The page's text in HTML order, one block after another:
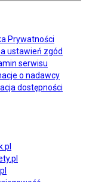
Prywatności
ustawień zgód
serwisu
o nadawcy
dostępności